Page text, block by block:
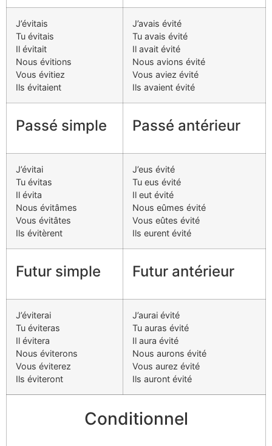
J’évitais
Tu évitais
Il évitait
Nous évitions
Vous évitiez
Ils évitaient
J’avais évité
Tu avais évité
Il avait évité
Nous avions évité
Vous aviez évité
Ils avaient évité
Passé simple Passé antérieur
J’évitai
Tu évitas
Il évita
Nous évitâmes
Vous évitâtes
Ils évitèrent
J’eus évité
Tu eus évité
Il eut évité
Nous eûmes évité
Vous eûtes évité
Ils eurent évité
Futur simple Futur antérieur
J’éviterai
Tu éviteras
Il évitera
Nous éviterons
Vous éviterez
Ils éviteront
J’aurai évité
Tu auras évité
Il aura évité
Nous aurons évité
Vous aurez évité
Ils auront évité
Conditionnel